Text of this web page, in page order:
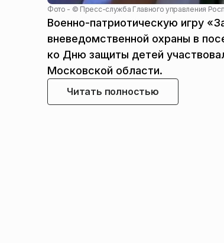
Фото - © Пресс-служба Главного управления
Военно-патриотическую игру
вневедомственной охраны в
ко Дню защиты детей
Московской области.
Читать полностью